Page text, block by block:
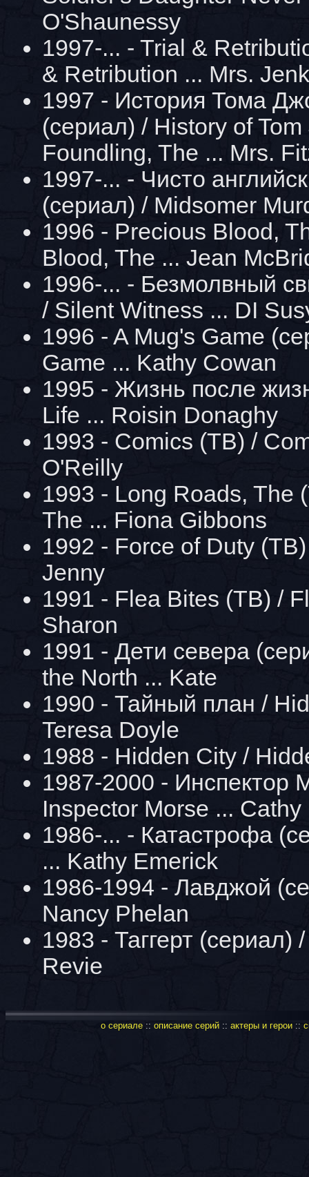
O'Shaunessy
1997-... - Trial &
& Retribution ... Mrs.
1997 - История Тома
(сериал) / History of
Foundling, The ... Mrs.
1997-... - Чисто
(сериал) / Midsomer
1996 - Precious Blood,
Blood, The ... Jean
1996-... - Безмолвный
/ Silent Witness ... DI
1996 - A Mug's Game
Game ... Kathy Cowan
1995 - Жизнь после
Life ... Roisin Donaghy
1993 - Comics (ТВ) /
O'Reilly
1993 - Long Roads, The
The ... Fiona Gibbons
1992 - Force of Duty
Jenny
1991 - Flea Bites (ТВ) /
Sharon
1991 - Дети севера
the North ... Kate
1990 - Тайный план /
Teresa Doyle
1988 - Hidden City /
1987-2000 - Инспектор
Inspector Morse ...
1986-... - Катастрофа
... Kathy Emerick
1986-1994 - Лавджой
Nancy Phelan
1983 - Таггерт (сериал)
Revie
о сериале:: описание серий:: актеры и герои::